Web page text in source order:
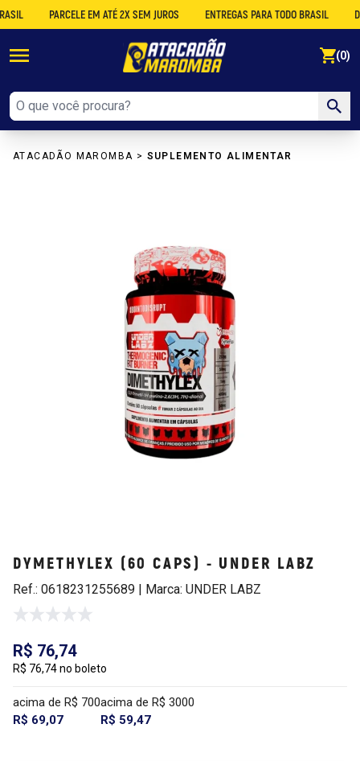
PARCELE EM ATÉ 2X SEM JUROS ENTREGAS PARA TODO BRASIL
(0)
ATACADÃO MAROMBA > SUPLEMENTO ALIMENTAR
DYMETHYLEX (60 CAPS) - UNDER LABZ
Ref.: 0618231255689 | Marca: UNDER LABZ
R$ 76,74
R$ 76,74 no boleto
acima de R$ 700
R$ 69,07
acima de R$ 3000
R$ 59,47